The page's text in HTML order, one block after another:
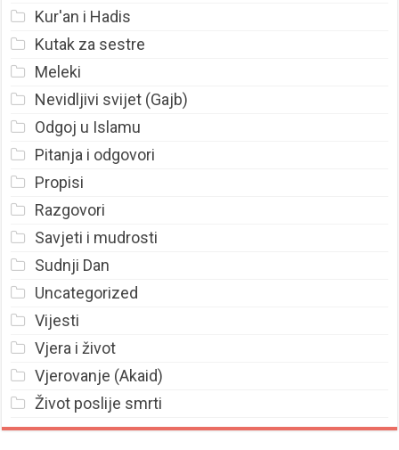
Kur'an i Hadis
Kutak za sestre
Meleki
Nevidljivi svijet (Gajb)
Odgoj u Islamu
Pitanja i odgovori
Propisi
Razgovori
Savjeti i mudrosti
Sudnji Dan
Uncategorized
Vijesti
Vjera i život
Vjerovanje (Akaid)
Život poslije smrti